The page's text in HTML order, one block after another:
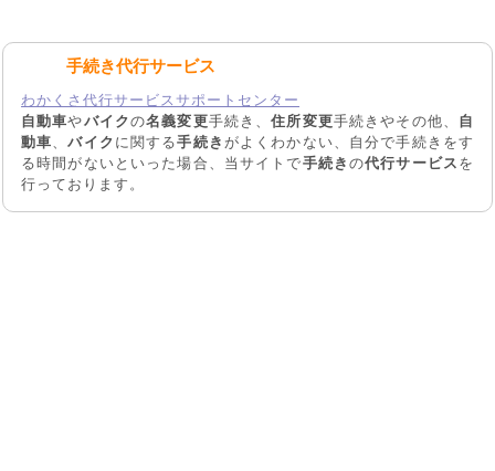
手続き代行サービス
わかくさ代行サービスサポートセンター
自動車やバイク の名義変更手続き、住所変更手続きやその他、 自
動車、バイク に関する手続き がよくわかない、自分で手続きをす
る時間がないといった場合、当サイトで手続き の代行サービス を
行っております。